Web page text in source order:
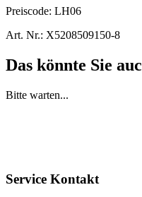
Preiscode: LH06
Art. Nr.: X5208509150-8
Das könnte Sie
Bitte warten...
Service Kontakt